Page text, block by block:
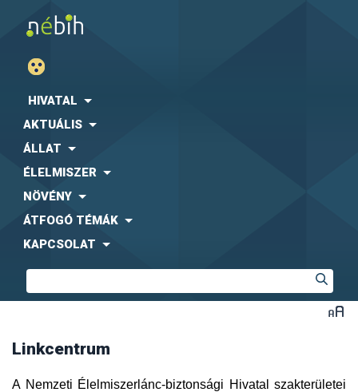
HIVATAL
AKTUÁLIS
ÁLLAT
ÉLELMISZER
NÖVÉNY
ÁTFOGÓ TÉMÁK
KAPCSOLAT
Linkcentrum
A Nemzeti Élelmiszerlánc-biztonsági Hivatal szakterületei
Agrárgazdasági Kutató Intézet (AKI)
(FEOSZ)
Közbeszerzési Hatóság (KH)
Központi Statisztikai Hivatal (KSH)
Magyar Díszkertészek Szövetsége
Magyar Ebtartók Országos Egyesülete (MEBO)
Magyar Máltai Szeretetszolgálat
Magyar Utazási Irodák Szövetsége (MUISZ)
Nemzeti Közszolgálati Egyetem (NKE)
Intézet (OGYÉI)
Szellemi Tulajdon Nemzeti Hivatala (SZTNH)